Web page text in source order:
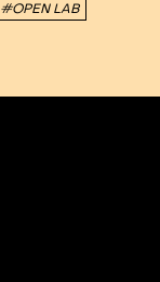
#OPEN LAB